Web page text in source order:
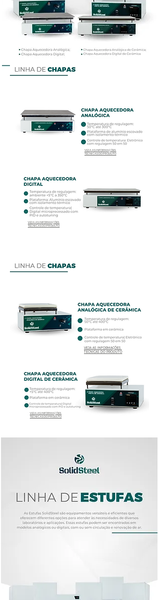
VEJA AS INFORMAÇÕES
TÉCNICAS DO PRODUTO
VEJA AS INFORMAÇÕES
TÉCNICAS DO PRODUTO
VEJA AS INFORMAÇÕES
TÉCNICAS DO PRODUTO
VEJA AS INFORMAÇÕES
TÉCNICAS DO PRODUTO